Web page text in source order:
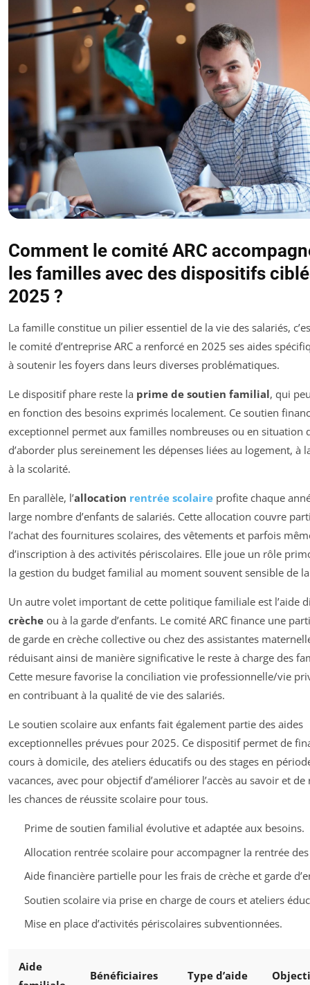
Comment le comité ARC
les familles avec des dispositifs
2025 ?
La famille constitue un pilier essentiel de la vie des salariés,
le comité d’entreprise ARC a renforcé en 2025 ses aides
à soutenir les foyers dans leurs diverses problématiques.
Le dispositif phare reste la prime de soutien familial, qui
en fonction des besoins exprimés localement. Ce soutien
exceptionnel permet aux familles nombreuses ou en situation
d’aborder plus sereinement les dépenses liées au logement, à
à la scolarité.
En parallèle, l’allocation rentrée scolaire profite chaque
large nombre d’enfants de salariés. Cette allocation couvre
l’achat des fournitures scolaires, des vêtements et parfois
d’inscription à des activités périscolaires. Elle joue un rôle
la gestion du budget familial au moment souvent sensible de
Un autre volet important de cette politique familiale est l’aide
crèche ou à la garde d’enfants. Le comité ARC finance une
de garde en crèche collective ou chez des assistantes
réduisant ainsi de manière significative le reste à charge des
Cette mesure favorise la conciliation vie professionnelle/vie
en contribuant à la qualité de vie des salariés.
Le soutien scolaire aux enfants fait également partie des aides
exceptionnelles prévues pour 2025. Ce dispositif permet de
cours à domicile, des ateliers éducatifs ou des stages en
vacances, avec pour objectif d’améliorer l’accès au savoir et
les chances de réussite scolaire pour tous.
Prime de soutien familial évolutive et adaptée aux besoins.
Allocation rentrée scolaire pour accompagner la rentrée
Aide financière partielle pour les frais de crèche et garde
Soutien scolaire via prise en charge de cours et ateliers
Mise en place d’activités périscolaires subventionnées.
Aide
Bénéficiaires Type d’aide